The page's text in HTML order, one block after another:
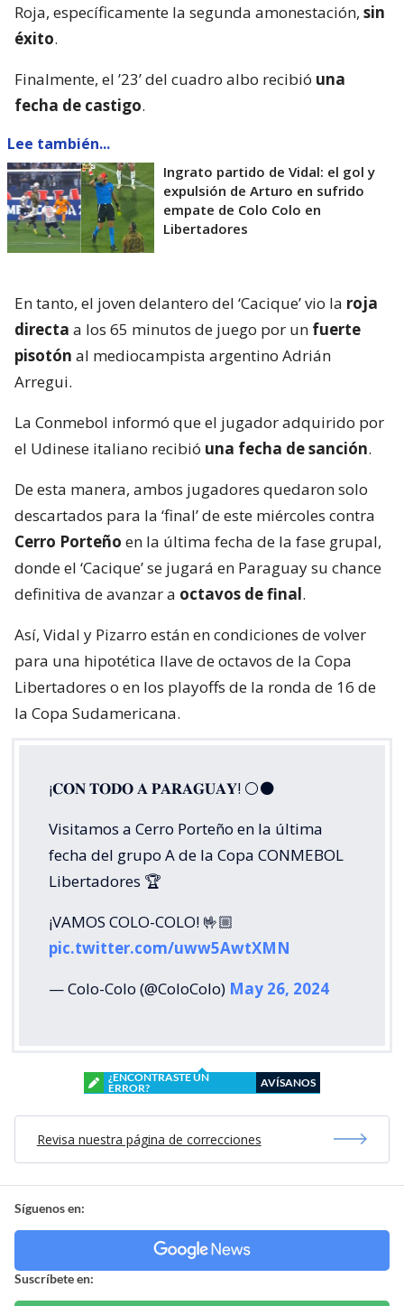
Roja, específicamente la segunda amonestación, sin
éxito.
Finalmente, el ’23’ del cuadro albo recibió una
fecha de castigo.
Lee también...
Ingrato partido de Vidal: el gol y
expulsión de Arturo en sufrido
empate de Colo Colo en
Libertadores
En tanto, el joven delantero del ‘Cacique’ vio la roja
directa a los 65 minutos de juego por un fuerte
pisotón al mediocampista argentino Adrián
Arregui.
La Conmebol informó que el jugador adquirido por
el Udinese italiano recibió una fecha de sanción.
De esta manera, ambos jugadores quedaron solo
descartados para la ‘final’ de este miércoles contra
Cerro Porteño en la última fecha de la fase grupal,
donde el ‘Cacique’ se jugará en Paraguay su chance
definitiva de avanzar a octavos de final.
Así, Vidal y Pizarro están en condiciones de volver
para una hipotética llave de octavos de la Copa
Libertadores o en los playoffs de la ronda de 16 de
la Copa Sudamericana.
¡𝐂𝐎𝐍 𝐓𝐎𝐃𝐎 𝐀 𝐏𝐀𝐑𝐀𝐆𝐔𝐀𝐘! ⚪️⚫️
Visitamos a Cerro Porteño en la última
fecha del grupo A de la Copa CONMEBOL
Libertadores 🏆
¡VAMOS COLO-COLO! 🤟🏼
pic.twitter.com/uww5AwtXMN
— Colo-Colo (@ColoColo) May 26, 2024
¿ENCONTRASTE UN
ERROR?
AVÍSANOS
Revisa nuestra página de correcciones
Síguenos en:
Suscríbete en: